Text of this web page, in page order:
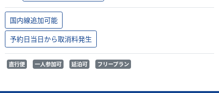
国内線追加可能
予約日当日から取消料発生
直行便 一人参加可 延泊可 フリープラン